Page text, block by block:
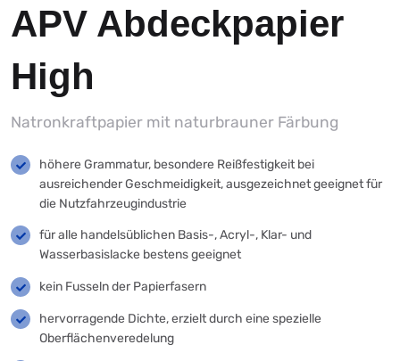
APV Abdeckpapier
High
Natronkraftpapier mit naturbrauner Färbung
höhere Grammatur, besondere Reißfestigkeit bei
ausreichender Geschmeidigkeit, ausgezeichnet geeignet für
die Nutzfahrzeugindustrie
für alle handelsüblichen Basis-, Acryl-, Klar- und
Wasserbasislacke bestens geeignet
kein Fusseln der Papierfasern
hervorragende Dichte, erzielt durch eine spezielle
Oberflächenveredelung